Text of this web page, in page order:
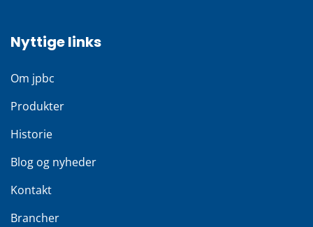
Nyttige links
Om jpbc
Produkter
Historie
Blog og nyheder
Kontakt
Brancher